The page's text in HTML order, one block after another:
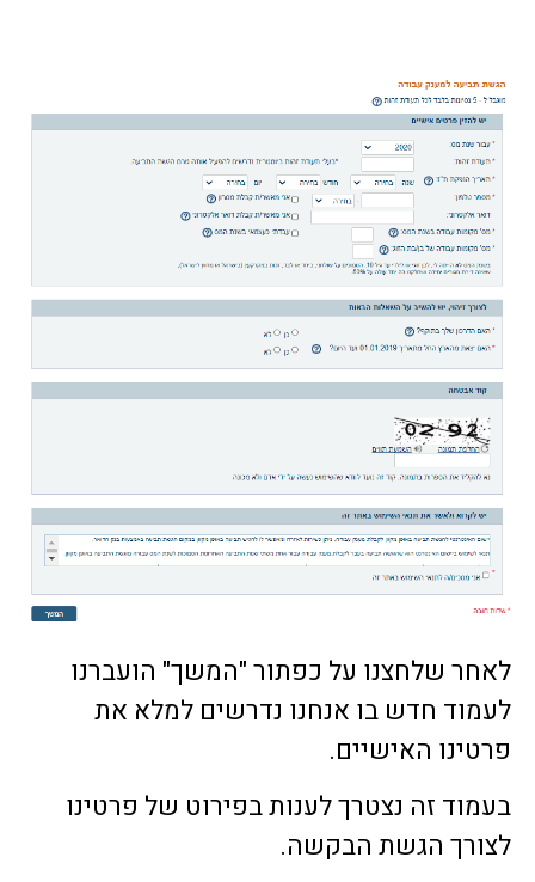
לאחר שלחצנו על כפתור "המשך" הועברנו
לעמוד חדש בו אנחנו נדרשים למלא את
פרטינו האישיים.
בעמוד זה נצטרך לענות בפירוט של פרטינו
לצורך הגשת הבקשה.